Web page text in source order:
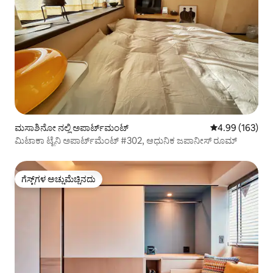
ಮಸಾಶಿನೋ ನಲ್ಲಿ ಅಪಾರ್ಟ್‌ಮಂಟ್ 5 ರಲ್ಲಿ 4.99
4.99 (163)
ಮಿಟಾಕಾ ಟೈನಿ ಅಪಾರ್ಟ್‌ಮೆಂಟ್ #302, ಆಧುನಿಕ ಜಪಾನೀಸ್ ರೂಮ್
ಗೆಸ್ಟ್‌ಗಳ ಅಚ್ಚುಮೆಚ್ಚಿನದು
ಗೆಸ್ಟ್‌ಗಳ ಅಚ್ಚುಮೆಚ್ಚಿನದು